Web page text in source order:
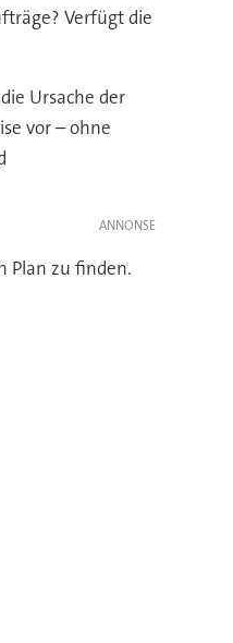
Verfügt die
Ursache der
vor – ohne
Plan zu finden.